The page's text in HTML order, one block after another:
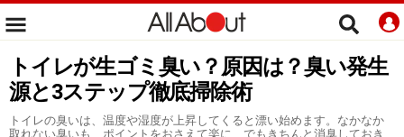
トイレが生ゴミ臭い？原因は？臭い発生
源と3ステップ徹底掃除術
トイレの臭いは、温度や湿度が上昇してくると漂い始めます。なかなか
取れない臭いも、ポイントをおさえて楽に、でもきちんと消臭しておき